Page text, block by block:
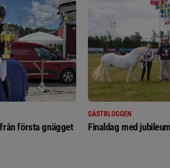
första gnägget
GÄSTBLOGGEN
Finaldag med